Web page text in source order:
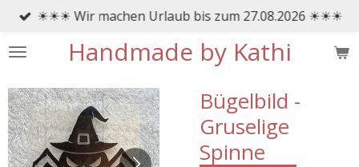
Zum
springen
Handmade by Kathi
☀☀☀ Wir machen Urlaub bis zum 27.08.2026 ☀☀☀
Bügelbild -
Gruselige
Spinne